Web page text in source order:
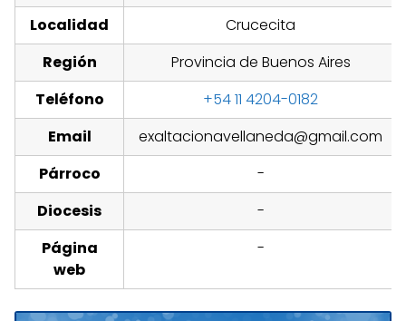
Localidad
Crucecita
Región
Provincia de Buenos Aires
Teléfono
+54 11 4204-0182
Email
exaltacionavellaneda@gmail.com
Párroco
-
Diocesis
-
Página
web
-